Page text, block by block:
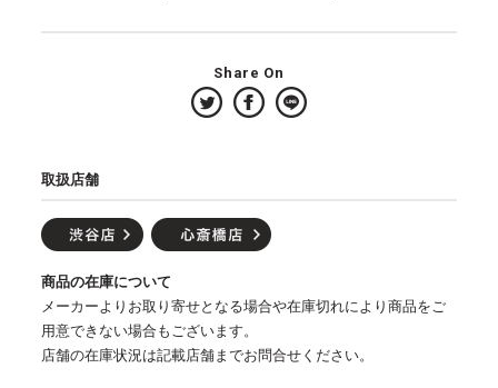
Share On
取扱店舗
商品の在庫について
メーカーよりお取り寄せとなる場合や在庫切れにより商品をご
用意できない場合もございます。
店舗の在庫状況は記載店舗までお問合せください。